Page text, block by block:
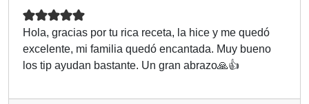
Hola, gracias por tu rica receta, la hice y me quedó
excelente, mi familia quedó encantada. Muy bueno
los tip ayudan bastante. Un gran abrazo🙏👍